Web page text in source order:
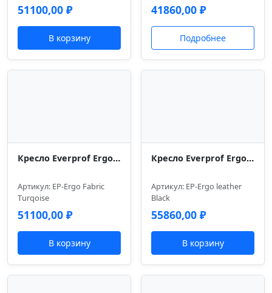
51100,00 ₽
В корзину
41860,00 ₽
Подробнее
Кресло Everprof Ergo Grey Ткань Бирюзовый
Артикул: EP-Ergo Fabric
Тurqoise
51100,00 ₽
В корзину
Кресло Everprof Ergo Black Кожа Черный
Артикул: EP-Ergo leather
Black
55860,00 ₽
В корзину